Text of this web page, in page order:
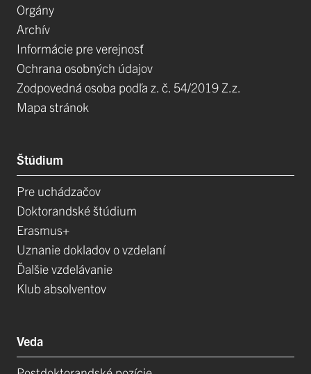
Orgány
Archív
Informácie pre verejnosť
Ochrana osobných údajov
Zodpovedná osoba podľa z. č. 54/2019 Z.z.
Mapa stránok
Štúdium
Pre uchádzačov
Doktorandské štúdium
Erasmus+
Uznanie dokladov o vzdelaní
Ďalšie vzdelávanie
Klub absolventov
Veda